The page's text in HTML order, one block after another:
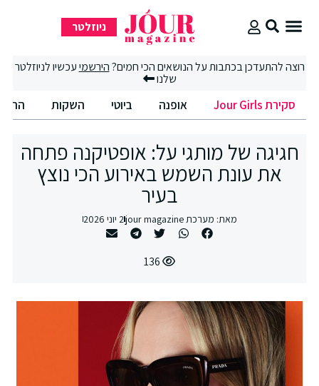
ניוזלטר
רוצה להתעדכן בכתבות על הנושאים הכי חמים?הירשמיעכשיו לניוזלטר
שלנו
סקירת Jour Girls אופנה ביוטי השקות
חגיגה של מותגי על: אופטיקנה פתחה
את עונת השמש באירוע הכי נוצץ
בעיר
מאת: מערכת jour magazine 2 יוני 2026